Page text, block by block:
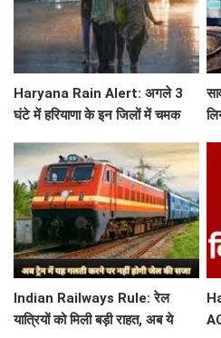
Haryana Rain Alert: अगले 3
घंटे में हरियाणा के इन जिलों में चमक
अलर्ट
Indian Railways Rule: रेल
यात्रियों को मिली बड़ी राहत, अब ये